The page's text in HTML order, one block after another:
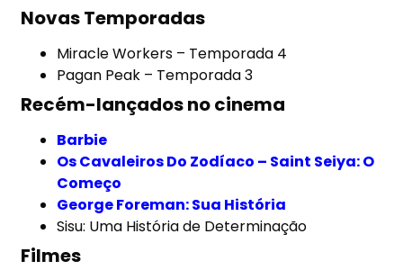
Novas Temporadas
Miracle Workers – Temporada 4
Pagan Peak – Temporada 3
Recém-lançados no cinema
Barbie
Os Cavaleiros Do Zodíaco – Saint Seiya: O
Começo
George Foreman: Sua História
Sisu: Uma História de Determinação
Filmes